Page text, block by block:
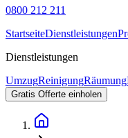
0800 212 211
StartseiteDienstleistungen
Dienstleistungen
UmzugReinigungRäumung
Gratis Offerte einholen